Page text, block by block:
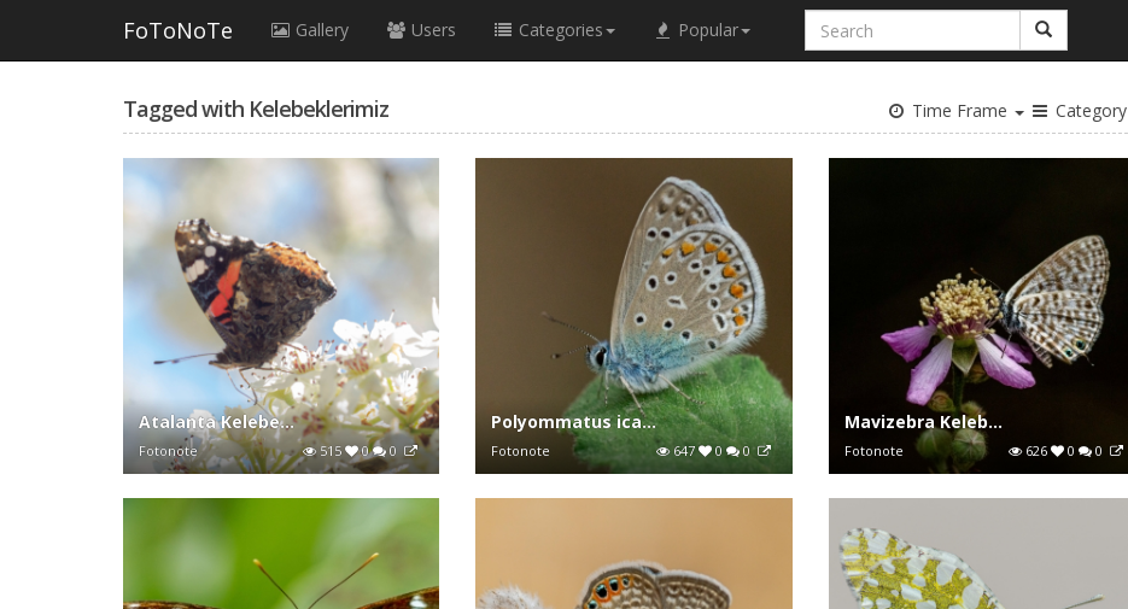
FoToNoTe Gallery Users Categories Popular
Tagged with Kelebeklerimiz Time Frame Category
Atalanta Kelebe...
Fotonote 515 0 0
Polyommatus ica...
Fotonote 647 0 0
Mavizebra Keleb...
Fotonote 626 0 0